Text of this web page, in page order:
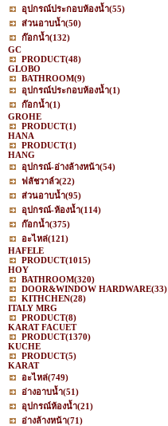
อุปกรณ์ประกอบห้องน้ำ(55)
ส่วนอาบน้ำ(50)
ก๊อกน้ำ(132)
GC
PRODUCT(48)
GLOBO
BATHROOM(9)
อุปกรณ์ประกอบห้องน้ำ(1)
ก๊อกน้ำ(1)
GROHE
PRODUCT(1)
HANA
PRODUCT(1)
HANG
อุปกรณ์-อ่างล้างหน้า(54)
ฟลัชวาล์ว(22)
ส่วนอาบน้ำ(95)
อุปกรณ์-ห้องน้ำ(114)
ก๊อกน้ำ(375)
อะไหล่(121)
HAFELE
PRODUCT(1015)
HOY
BATHROOM(320)
DOOR&WINDOW HARDWARE(33)
KITHCHEN(28)
ITALY MRG
PRODUCT(8)
KARAT FACUET
PRODUCT(1370)
KUCHE
PRODUCT(5)
KARAT
อะไหล่(749)
อ่างอาบน้ำ(51)
อุปกรณ์ห้องน้ำ(21)
อ่างล้างหน้า(71)